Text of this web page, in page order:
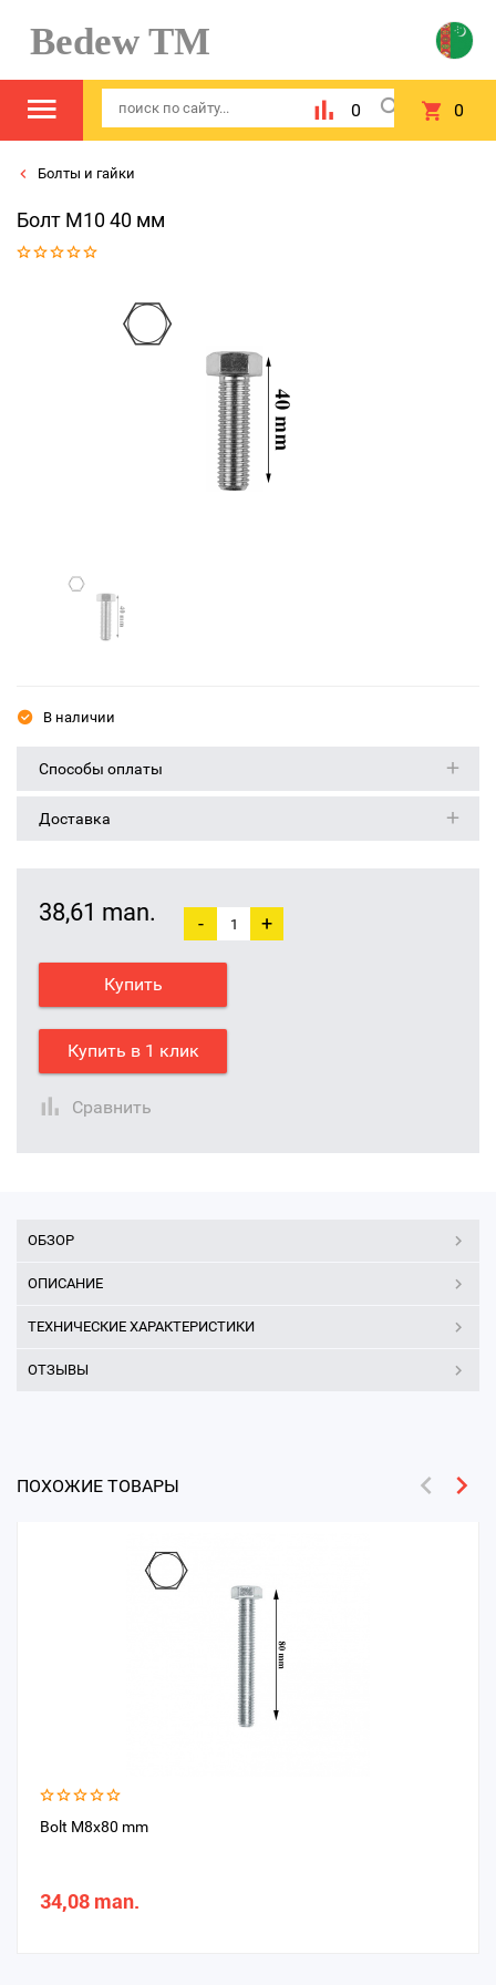
Bedew TM
0 0
Болты и гайки
Болт М10 40 мм
В наличии
Способы оплаты
Доставка
38,61 man. - +
Купить
Купить в 1 клик
Сравнить
ОБЗОР
ОПИСАНИЕ
ТЕХНИЧЕСКИЕ ХАРАКТЕРИСТИКИ
ОТЗЫВЫ
ПОХОЖИЕ ТОВАРЫ
Bolt M8x80 mm
34,08 man.